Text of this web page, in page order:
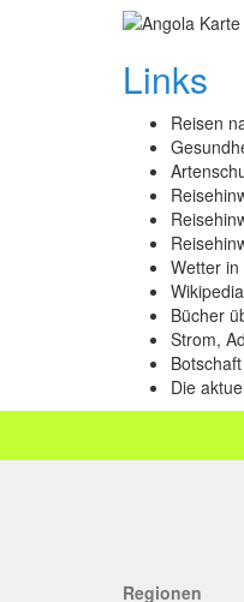
Links
Reisen
Wetter in
Bücher
Strom,
Die
Regionen